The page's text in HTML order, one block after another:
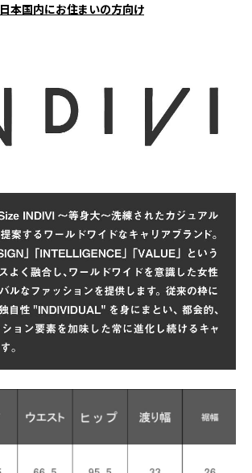
日本国内にお住まいの方向け